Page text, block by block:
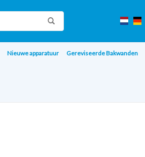
Nieuwe apparatuur Gereviseerde Bakwanden